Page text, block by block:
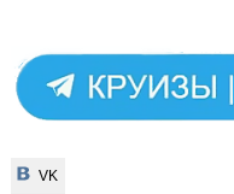
VK
VK